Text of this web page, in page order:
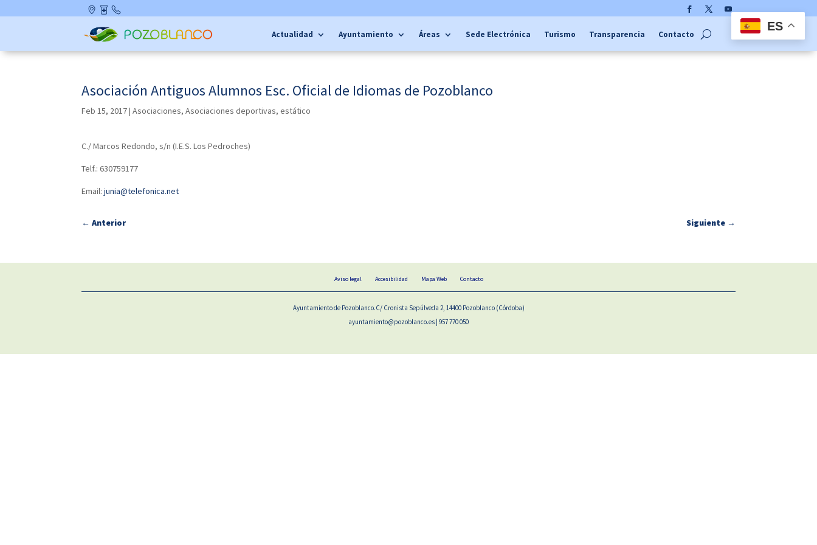
to
Ubicació
n
Farmaci
as de
Contact
o
YouTube
Actualidad
Ayuntamiento Áreas Sede Electrónica Turismo Transparencia Contacto
Asociación Antiguos Alumnos Esc. Oficial de Idiomas de Pozoblanco
Feb 15, 2017|Asociaciones,Asociaciones deportivas,estático
C./ Marcos Redondo, s/n (I.E.S. Los Pedroches)
Telf.: 630759177
Email:junia@telefonica.net
←Anterior Siguiente→
Aviso legal Accesibilidad Mapa Web Contacto
Ayuntamiento de Pozoblanco.C/ Cronista Sepúlveda 2, 14400 Pozoblanco (Córdoba)
ayuntamiento@pozoblanco.es | 957 770 050
ES